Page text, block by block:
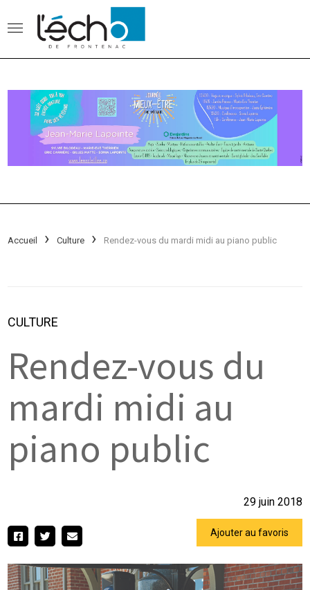
Accueil Culture Rendez-vous du mardi midi au piano public
CULTURE
Rendez-vous du
mardi midi au
piano public
29 juin 2018
Ajouter au favoris